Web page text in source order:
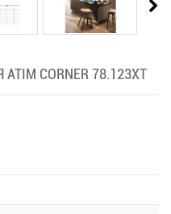
CORNER 78.123XT